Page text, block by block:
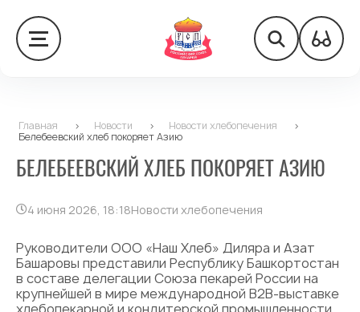
Главная > Новости > Новости хлебопечения
>
Белебеевский хлеб покоряет Азию
БЕЛЕБЕЕВСКИЙ ХЛЕБ ПОКОРЯЕТ АЗИЮ
4 июня 2026, 18:18Новости хлебопечения
Руководители ООО «Наш Хлеб» Диляра и Азат
Башаровы представили Республику Башкортостан
в составе делегации Союза пекарей России на
крупнейшей в мире международной B2B-выставке